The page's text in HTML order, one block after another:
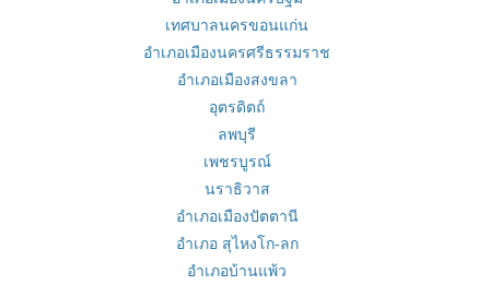
เทศบาลนครขอนแก่น
อำเภอเมืองนครศรีธรรมราช
อำเภอเมืองสงขลา
อุตรดิตถ์
ลพบุรี
เพชรบูรณ์
นราธิวาส
อำเภอเมืองปัตตานี
อำเภอ สุไหงโก-ลก
อำเภอบ้านแพ้ว